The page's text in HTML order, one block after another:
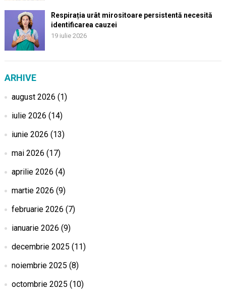
Respirația urât mirositoare persistentă necesită
identificarea cauzei
19 iulie 2026
ARHIVE
august 2026 (1)
iulie 2026 (14)
iunie 2026 (13)
mai 2026 (17)
aprilie 2026 (4)
martie 2026 (9)
februarie 2026 (7)
ianuarie 2026 (9)
decembrie 2025 (11)
noiembrie 2025 (8)
octombrie 2025 (10)